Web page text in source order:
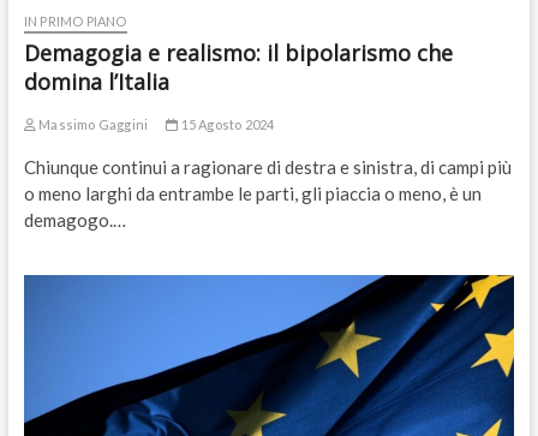
IN PRIMO PIANO
Demagogia e realismo: il bipolarismo che
domina l’Italia
Massimo Gaggini 15 Agosto 2024
Chiunque continui a ragionare di destra e sinistra, di campi più
o meno larghi da entrambe le parti, gli piaccia o meno, è un
demagogo.…